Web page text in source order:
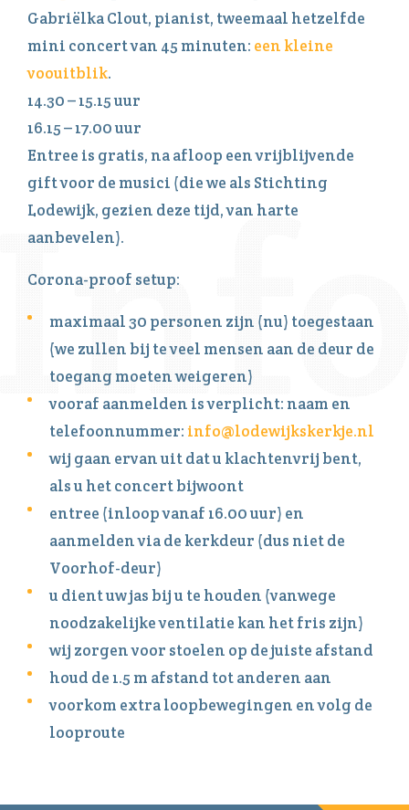
Gabriëlka Clout, pianist, tweemaal hetzelfde
mini concert van 45 minuten: een kleine
voouitblik.
14.30 – 15.15 uur
16.15 – 17.00 uur
Entree is gratis, na afloop een vrijblijvende
gift voor de musici (die we als Stichting
Lodewijk, gezien deze tijd, van harte
aanbevelen).
Corona-proof setup:
maximaal 30 personen zijn (nu) toegestaan
(we zullen bij te veel mensen aan de deur de
toegang moeten weigeren)
vooraf aanmelden is verplicht: naam en
telefoonnummer:info@lodewijkskerkje.nl
wij gaan ervan uit dat u klachtenvrij bent,
als u het concert bijwoont
entree (inloop vanaf 16.00 uur) en
aanmelden via de kerkdeur (dus niet de
Voorhof-deur)
u dient uw jas bij u te houden (vanwege
noodzakelijke ventilatie kan het fris zijn)
wij zorgen voor stoelen op de juiste afstand
houd de 1.5 m afstand tot anderen aan
voorkom extra loopbewegingen en volg de
looproute